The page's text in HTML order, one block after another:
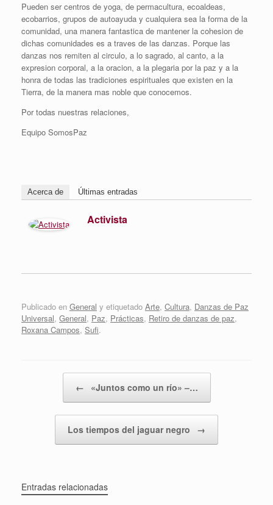
Pueden ser centros de yoga, de permacultura, ecoaldeas,
ecobarrios, grupos de autoayuda y cualquiera sea la forma de la
comunidad, una manera fantastica de mantener la cohesion de
dichas comunidades es a traves de las danzas. Porque las
danzas nos remiten al circulo, a lo sagrado, al canto, a la
expresion corporal, a la oracion, a la plegaria por la paz y a la
honra de todas las tradiciones espirituales que existen en la
Tierra, de la manera mas noble que conocemos.
Por todas nuestras relaciones,
Equipo SomosPaz
Acerca de Últimas entradas
Activista
Publicado en General y etiquetado Arte, Cultura, Danzas de Paz
Universal, General, Paz, Prácticas, Retiro de danzas de paz,
Roxana Campos, Sufi.
← «Juntos como un río» –…
Los tiempos del jaguar negro →
Entradas relacionadas